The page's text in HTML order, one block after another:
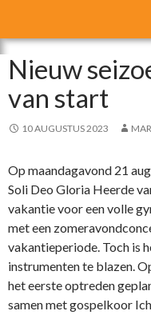
CONTENT
Nieuw
van start
10 AUGUSTUS 2023
Op maandagavond 21
Soli Deo Gloria Heerde
vakantie voor een volle
met een
vakantieperiode. Toch is
instrumenten te blazen.
het eerste optreden
samen met gospelkoor